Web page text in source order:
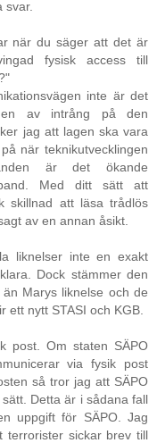
svar.
när du säger att det är
fysisk access till
inte är det
av intrång på den
jag att lagen ska vara
när teknikutvecklingen
är det ökande
Med ditt sätt att
skillnad att läsa trådlös
av en annan åsikt.
liknelser inte en exakt
Dock stämmer den
Marys liknelse och de
ett nytt STASI och KGB.
post. Om staten SÄPO
via fysik post
så tror jag att SÄPO
Detta är i sådana fall
uppgift för SÄPO. Jag
terrorister sickar brev till